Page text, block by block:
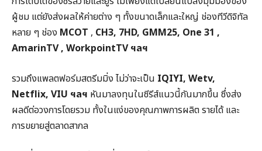
ผู้ชม แต่ยังส่งผลให้ค่ายต่าง ๆ ทั้งขนาดเล็กและใหญ่ ช่องทีวีดิจิทัล
หลาย ๆ ช่อง MCOT , CH3, 7HD, GMM25, One 31 ,
AmarinTV , WorkpointTV ฯลฯ
รวมถึงแพลตฟอร์มสตรีมมิ่ง ไม่ว่าจะเป็น IQIYI, Wetv,
Netflix, VIU ฯลฯ หันมาลงทุนในซีรีส์แนวนี้กันมากขึ้น ซึ่งส่ง
ผลดีต่อวงการโดยรวม ทั้งในแง่ของคุณภาพการผลิต รายได้ และ
การขยายสู่ตลาดสากล